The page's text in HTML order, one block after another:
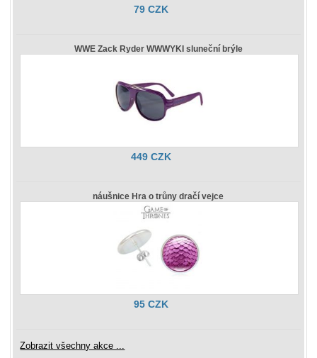
79 CZK
WWE Zack Ryder WWWYKI sluneční brýle
449 CZK
náušnice Hra o trůny dračí vejce
95 CZK
Zobrazit všechny akce ...